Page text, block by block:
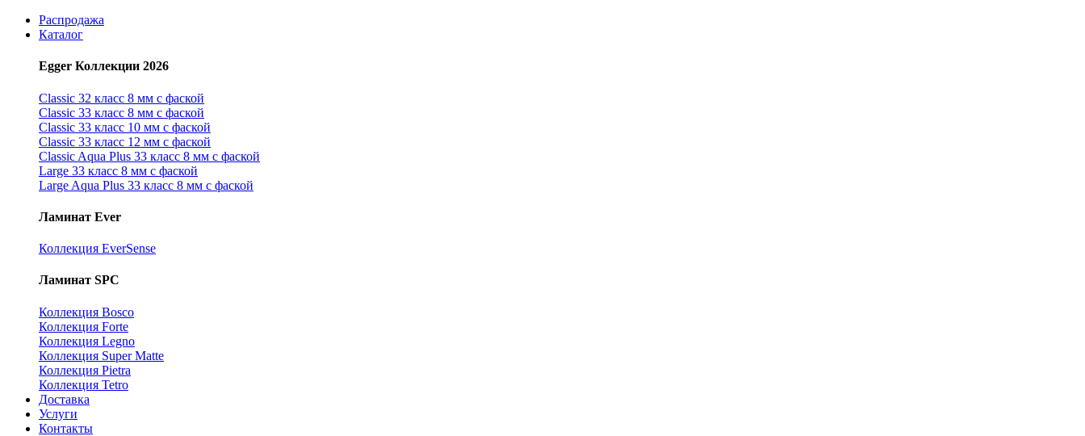
Распродажа
Каталог
Egger Коллекции 2026
Classic 32 класс 8 мм с фаской
Classic 33 класс 8 мм с фаской
Classic 33 класс 10 мм с фаской
Classic 33 класс 12 мм с фаской
Classic Aqua Plus 33 класс 8 мм с фаской
Large 33 класс 8 мм с фаской
Large Aqua Plus 33 класс 8 мм с фаской
Ламинат Ever
Коллекция EverSense
Ламинат SPC
Коллекция Bosco
Коллекция Forte
Коллекция Legno
Коллекция Super Matte
Коллекция Pietra
Коллекция Tetro
Доставка
Услуги
Контакты